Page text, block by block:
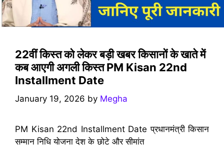
22वीं किस्त को लेकर बड़ी खबर किसानों के खाते में
कब आएगी अगली किस्त PM Kisan 22nd
Installment Date
January 19, 2026 by Megha
PM Kisan 22nd Installment Date प्रधानमंत्री किसान
सम्मान निधि योजना देश के छोटे और सीमांत